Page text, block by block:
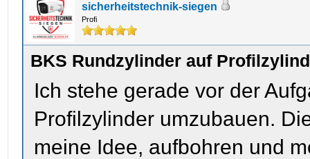
sicherheitstechnik-siegen
Profi
BKS Rundzylinder auf
Ich stehe gerade vor der
Profilzylinder umzubauen.
meine Idee, aufbohren und